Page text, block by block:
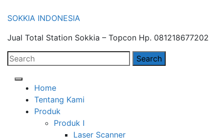
Skip
content
SOKKIA INDONESIA
Jual Total Station Sokkia – Topcon Hp. 081218677202
Search
for:
Open
Button
Home
Tentang Kami
Produk
Produk I
Laser Scanner